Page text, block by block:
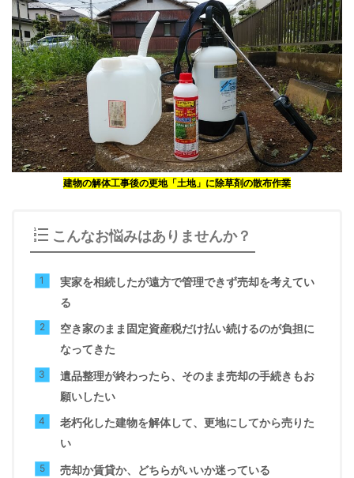
建物の解体工事後の更地「土地」に除草剤の散布作業
こんなお悩みはありませんか？
実家を相続したが遠方で管理できず売却を考えてい
る
空き家のまま固定資産税だけ払い続けるのが負担に
なってきた
遺品整理が終わったら、そのまま売却の手続きもお
願いしたい
老朽化した建物を解体して、更地にしてから売りた
い
売却か賃貸か、どちらがいいか迷っている